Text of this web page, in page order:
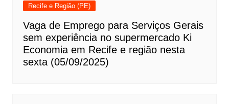
Recife e Região (PE)
Vaga de Emprego para Serviços Gerais
sem experiência no supermercado Ki
Economia em Recife e região nesta
sexta (05/09/2025)